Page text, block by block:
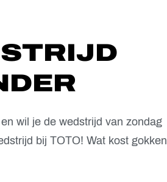
wil je de wedstrijd van zondag
bij TOTO! Wat kost gokken